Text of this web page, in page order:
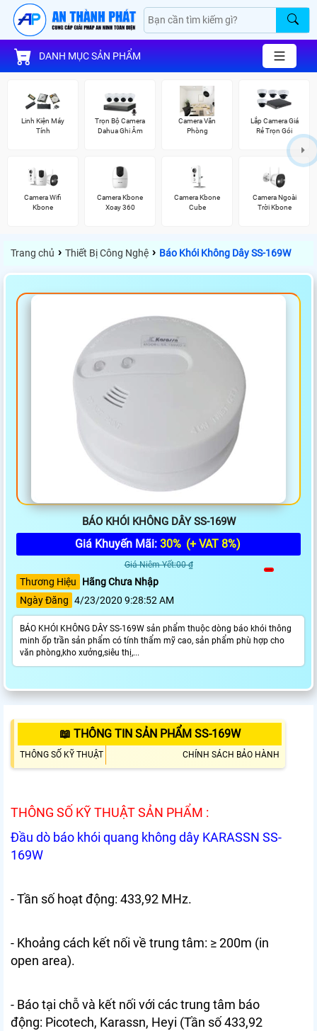
DANH MỤC SẢN PHẨM
Linh Kiện Máy
Tính
Trọn Bộ Camera
Dahua Ghi Âm
Camera Văn
Phòng
Lắp Camera Giá
Rẻ Trọn Gói
Camera Wifi
Kbone
Camera Kbone
Xoay 360
Camera Kbone
Cube
Camera Ngoài
Trời Kbone
Trang chủ › Thiết Bị Công Nghệ › Báo Khói Không Dây SS-169W
BÁO KHÓI KHÔNG DÂY SS-169W
Giá Khuyến Mãi: 30% (+ VAT 8%)
Giá Niêm Yết:00 ₫
Thương Hiệu
Hãng Chưa Nhập
Ngày Đăng 4/23/2020 9:28:52 AM
BÁO KHÓI KHÔNG DÂY SS-169W sản phẩm thuộc dòng báo khói thông
minh ốp trần sản phẩm có tính thẩm mỹ cao, sản phẩm phù hợp cho
văn phòng,kho xưởng,siêu thị,...
📖 THÔNG TIN SẢN PHẨM SS-169W
THÔNG SỐ KỸ THUẬT CHÍNH SÁCH BẢO HÀNH
THÔNG SỐ KỸ THUẬT SẢN PHẨM :
Đầu dò báo khói quang không dây KARASSN SS-
169W
- Tần số hoạt động: 433,92 MHz.
- Khoảng cách kết nối về trung tâm: ≥ 200m (in
open area).
- Báo tại chỗ và kết nối với các trung tâm báo
động: Picotech, Karassn, Heyi (Tần số 433,92